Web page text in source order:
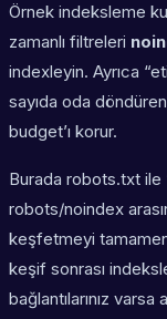
Örnek indeksleme
zamanlı filtreleri
indexleyin. Ayrıca
sayıda oda
budget’ı korur.
Burada robots.txt ile
robots/noindex
keşfetmeyi
keşif sonrası
bağlantılarınız